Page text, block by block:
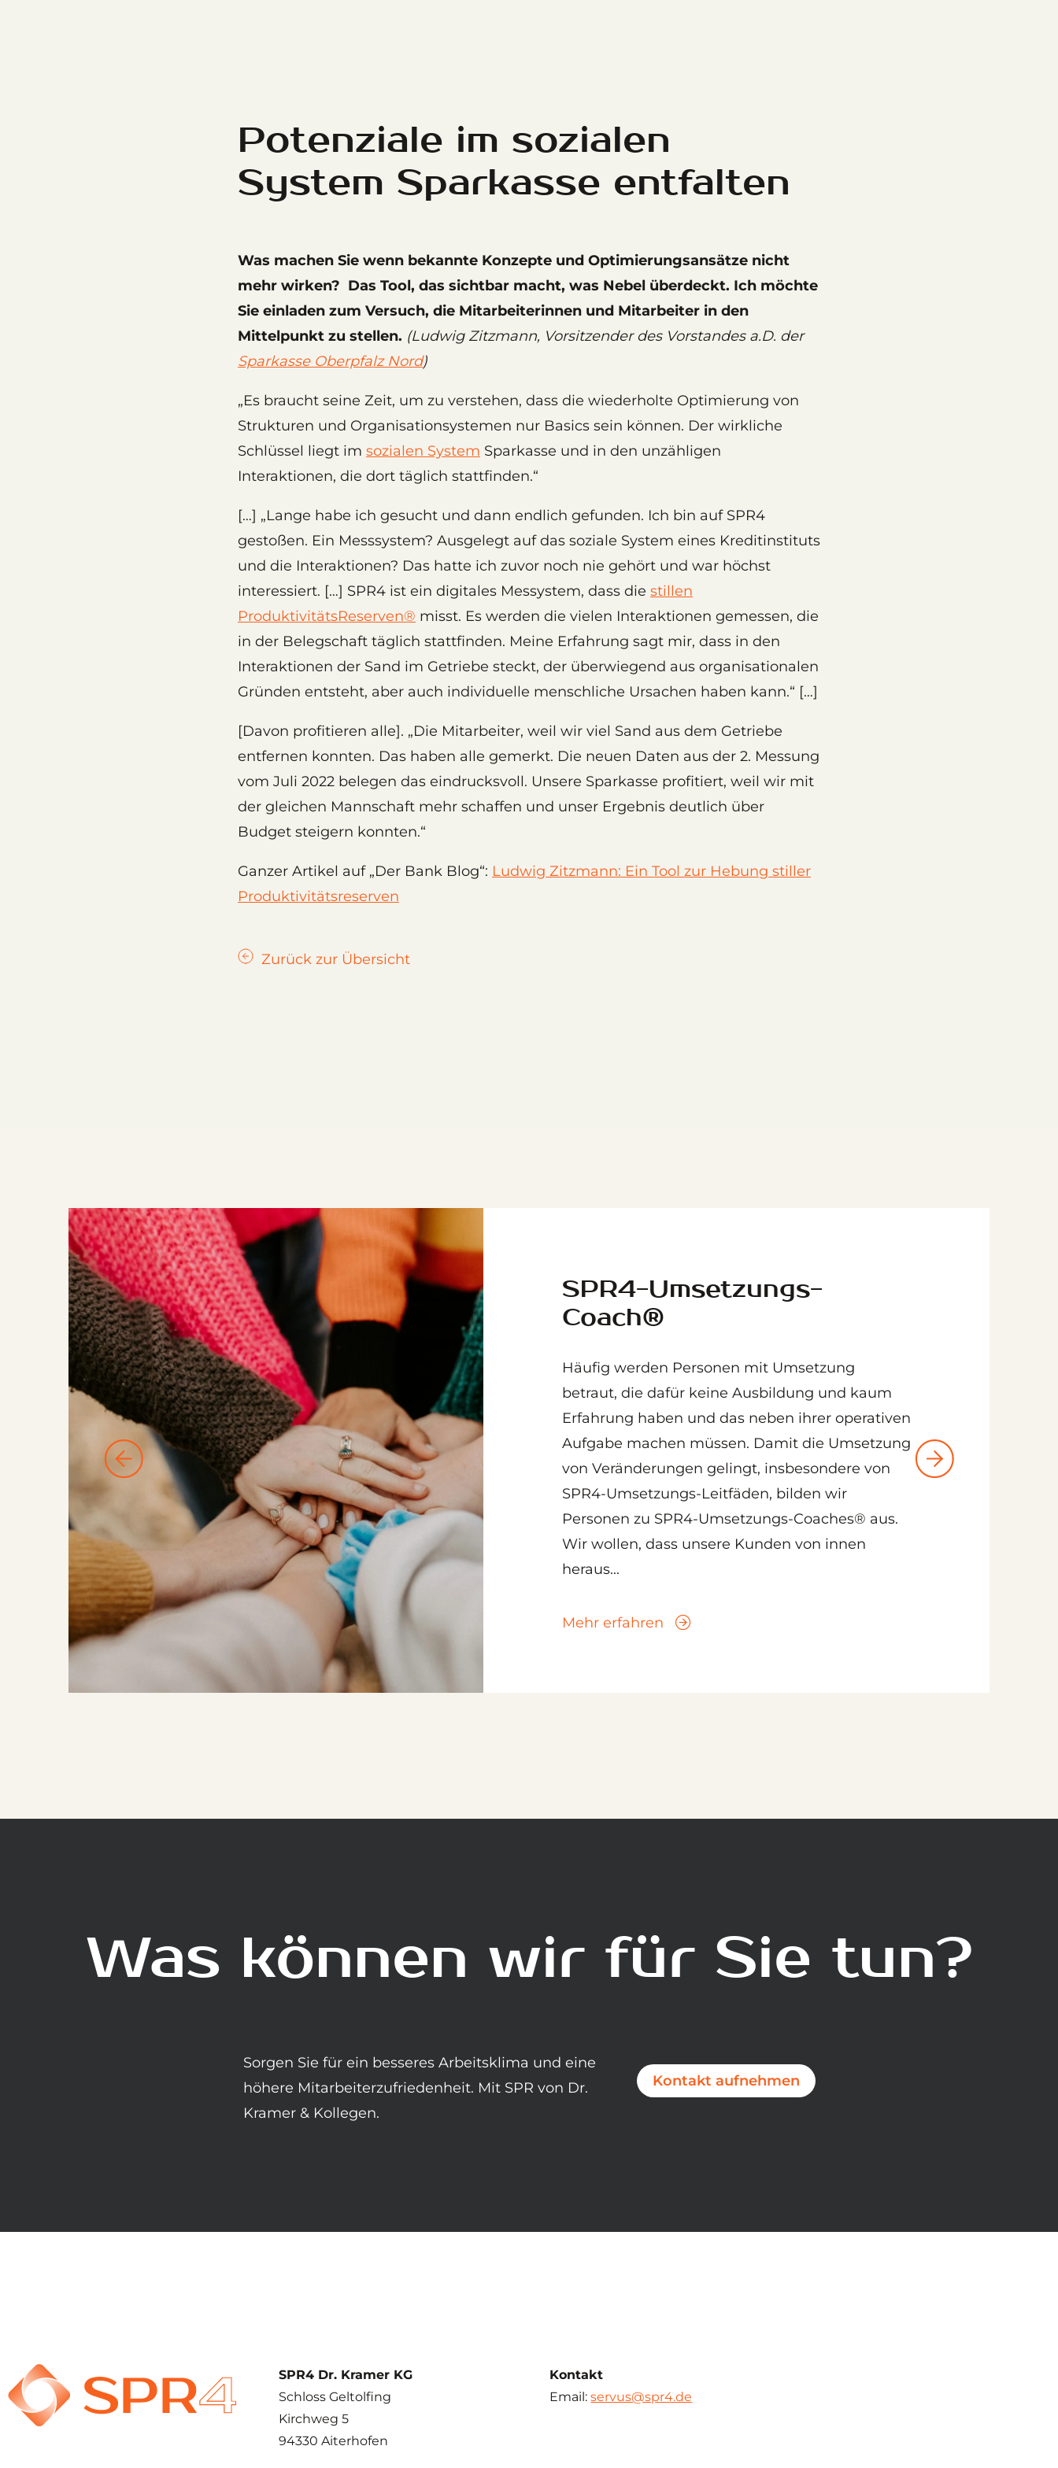
Potenziale im sozialen
System Sparkasse entfalten
Was machen Sie wenn bekannte Konzepte und Optimierungsansätze nicht
mehr wirken? Das Tool, das sichtbar macht, was Nebel überdeckt. Ich möchte
Sie einladen zum Versuch, die Mitarbeiterinnen und Mitarbeiter in den
Mittelpunkt zu stellen. (Ludwig Zitzmann, Vorsitzender des Vorstandes a.D. der
Sparkasse Oberpfalz Nord)
„Es braucht seine Zeit, um zu verstehen, dass die wiederholte Optimierung von
Strukturen und Organisationsystemen nur Basics sein können. Der wirkliche
Schlüssel liegt im sozialen System Sparkasse und in den unzähligen
Interaktionen, die dort täglich stattfinden.“
[…] „Lange habe ich gesucht und dann endlich gefunden. Ich bin auf SPR4
gestoßen. Ein Messsystem? Ausgelegt auf das soziale System eines Kreditinstituts
und die Interaktionen? Das hatte ich zuvor noch nie gehört und war höchst
interessiert. […] SPR4 ist ein digitales Messystem, dass die stillen
ProduktivitätsReserven® misst. Es werden die vielen Interaktionen gemessen, die
in der Belegschaft täglich stattfinden. Meine Erfahrung sagt mir, dass in den
Interaktionen der Sand im Getriebe steckt, der überwiegend aus organisationalen
Gründen entsteht, aber auch individuelle menschliche Ursachen haben kann.“ […]
[Davon profitieren alle]. „Die Mitarbeiter, weil wir viel Sand aus dem Getriebe
entfernen konnten. Das haben alle gemerkt. Die neuen Daten aus der 2. Messung
vom Juli 2022 belegen das eindrucksvoll. Unsere Sparkasse profitiert, weil wir mit
der gleichen Mannschaft mehr schaffen und unser Ergebnis deutlich über
Budget steigern konnten.“
Ganzer Artikel auf „Der Bank Blog“: Ludwig Zitzmann: Ein Tool zur Hebung stiller
Produktivitätsreserven
Zurück zur Übersicht
SPR4-Umsetzungs-
Coach®
Häufig werden Personen mit Umsetzung
betraut, die dafür keine Ausbildung und kaum
Erfahrung haben und das neben ihrer operativen
Aufgabe machen müssen. Damit die Umsetzung
von Veränderungen gelingt, insbesondere von
SPR4-Umsetzungs-Leitfäden, bilden wir
Personen zu SPR4-Umsetzungs-Coaches® aus.
Wir wollen, dass unsere Kunden von innen
heraus...
Mehr erfahren
Was können wir für Sie tun?
Sorgen Sie für ein besseres Arbeitsklima und eine
höhere Mitarbeiterzufriedenheit. Mit SPR von Dr.
Kramer & Kollegen.
Kontakt aufnehmen
SPR4 Dr. Kramer KG
Schloss Geltolfing
Kirchweg 5
94330 Aiterhofen
Kontakt
Email:servus@spr4.de